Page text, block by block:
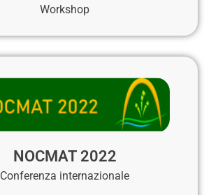
Workshop
NOCMAT 2022
Conferenza internazionale